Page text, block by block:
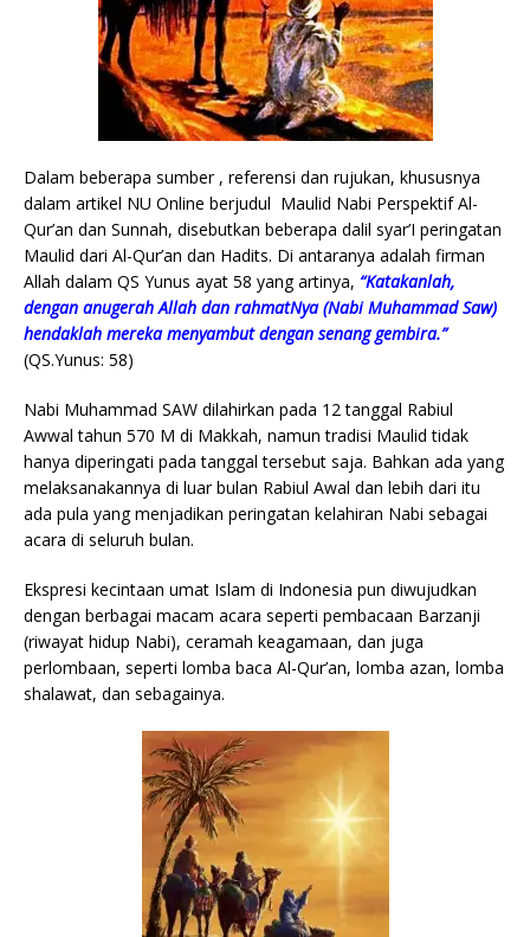
Dalam beberapa sumber , referensi dan rujukan, khususnya
dalam artikel NU Online berjudul Maulid Nabi Perspektif Al-
Qur’an dan Sunnah, disebutkan beberapa dalil syar’I peringatan
Maulid dari Al-Qur’an dan Hadits. Di antaranya adalah firman
Allah dalam QS Yunus ayat 58 yang artinya, “Katakanlah,
dengan anugerah Allah dan rahmatNya (Nabi Muhammad Saw)
hendaklah mereka menyambut dengan senang gembira.”
(QS.Yunus: 58)
Nabi Muhammad SAW dilahirkan pada 12 tanggal Rabiul
Awwal tahun 570 M di Makkah, namun tradisi Maulid tidak
hanya diperingati pada tanggal tersebut saja. Bahkan ada yang
melaksanakannya di luar bulan Rabiul Awal dan lebih dari itu
ada pula yang menjadikan peringatan kelahiran Nabi sebagai
acara di seluruh bulan.
Ekspresi kecintaan umat Islam di Indonesia pun diwujudkan
dengan berbagai macam acara seperti pembacaan Barzanji
(riwayat hidup Nabi), ceramah keagamaan, dan juga
perlombaan, seperti lomba baca Al-Qur’an, lomba azan, lomba
shalawat, dan sebagainya.